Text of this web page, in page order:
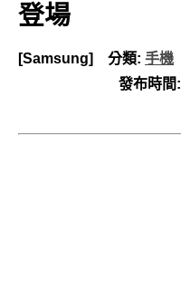
登場
[Samsung] 分類: 手機
發布時間: